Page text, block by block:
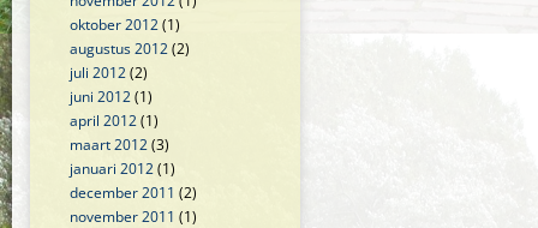
oktober 2012(1)
augustus 2012(2)
juli 2012(2)
juni 2012(1)
april 2012(1)
maart 2012(3)
januari 2012(1)
december 2011 (2)
november 2011 (1)